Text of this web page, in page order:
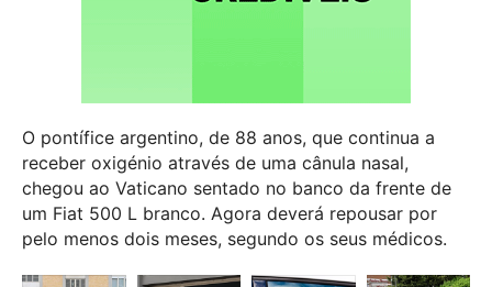
O pontífice argentino, de 88 anos, que continua a
receber oxigénio através de uma cânula nasal,
chegou ao Vaticano sentado no banco da frente de
um Fiat 500 L branco. Agora deverá repousar por
pelo menos dois meses, segundo os seus médicos.